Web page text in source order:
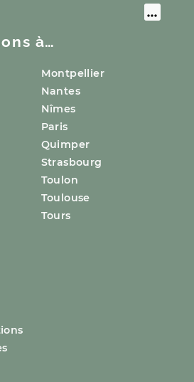
à…
Montpellier
Nantes
Nîmes
Paris
Quimper
Strasbourg
Toulon
Toulouse
Tours